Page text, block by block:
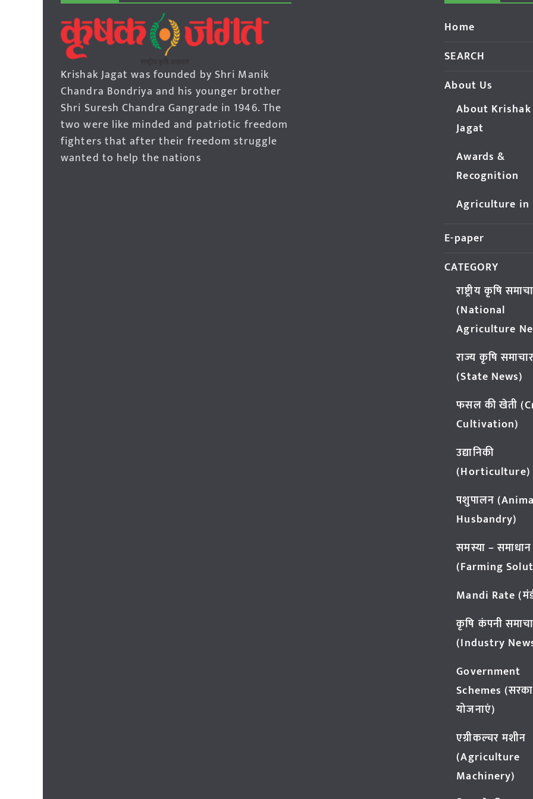
Krishak Jagat was founded by Shri Manik
Chandra Bondriya and his younger brother
Shri Suresh Chandra Gangrade in 1946. The
two were like minded and patriotic freedom
fighters that after their freedom struggle
wanted to help the nations
Home
SEARCH
About Us
About Krishak
Jagat
Awards &
Recognition
Agriculture in
E-paper
CATEGORY
राष्ट्रीय कृषि
(National
Agriculture
राज्य कृषि समाचार
(State News)
फसल की खेती
Cultivation)
उद्यानिकी
(Horticulture)
पशुपालन
Husbandry)
समस्या – समाधान
(Farming
Mandi Rate
कृषि कंपनी
(Industry
Government
Schemes
योजनाएं)
एग्रीकल्चर मशीन
(Agriculture
Machinery)